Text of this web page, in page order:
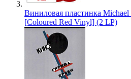
Виниловая пластинка Michael
[Coloured Red Vinyl] (2 LP)